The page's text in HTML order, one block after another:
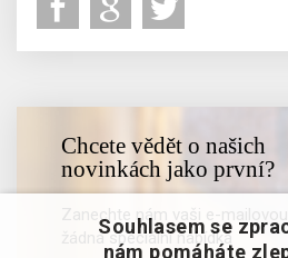
Chcete vědět o našich
novinkách jako první?
Zanechte nám vaši e-
žádná speciální nabídka
Souhlasem se
nám pomáháte